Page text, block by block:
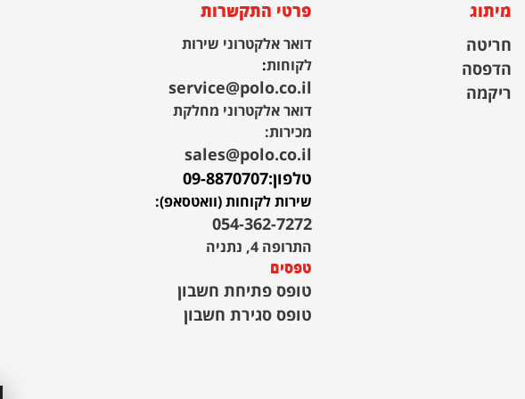
מיתוג
חריטה
הדפסה
ריקמה
פרטי התקשרות
דואר אלקטרוני שירות
לקוחות:
service@polo.co.il
דואר אלקטרוני מחלקת
מכירות:
sales@polo.co.il
טלפון:09-8870707
שירות לקוחות (וואטסאפ):
054-362-7272
התרופה 4, נתניה
טפסים
טופס פתיחת חשבון
טופס סגירת חשבון